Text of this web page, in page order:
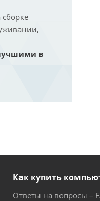
в
Как купить
Ответы на вопросы –